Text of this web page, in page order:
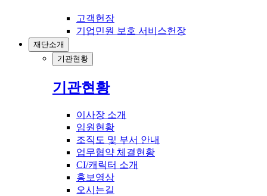
고객헌장
기업민원 보호 서비스헌장
재단소개
기관현황
기관현황
이사장 소개
임원현황
조직도 및 부서 안내
업무협약 체결현황
CI/캐릭터 소개
홍보영상
오시는길